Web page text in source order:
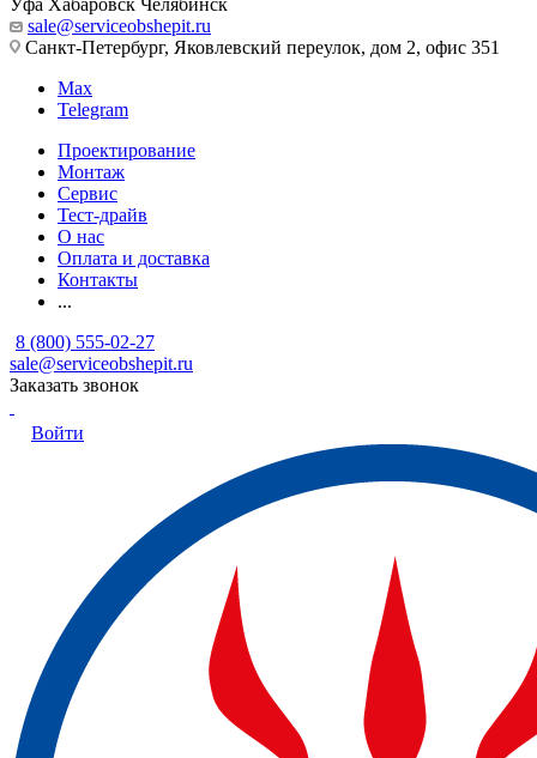
Уфа Хабаровск Челябинск
sale@serviceobshepit.ru
Санкт-Петербург, Яковлевский переулок, дом 2, офис 351
Max
Telegram
Проектирование
Монтаж
Сервис
Тест-драйв
О нас
Оплата и доставка
Контакты
...
8 (800) 555-02-27
sale@serviceobshepit.ru
Заказать звонок
Войти